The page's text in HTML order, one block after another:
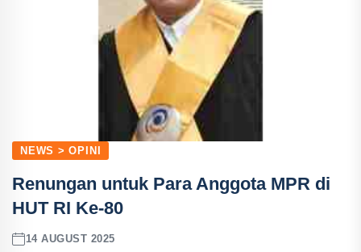
NEWS > OPINI
Renungan untuk Para Anggota MPR di
HUT RI Ke-80
14 AUGUST 2025